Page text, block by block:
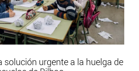
solución urgente a la huelga de